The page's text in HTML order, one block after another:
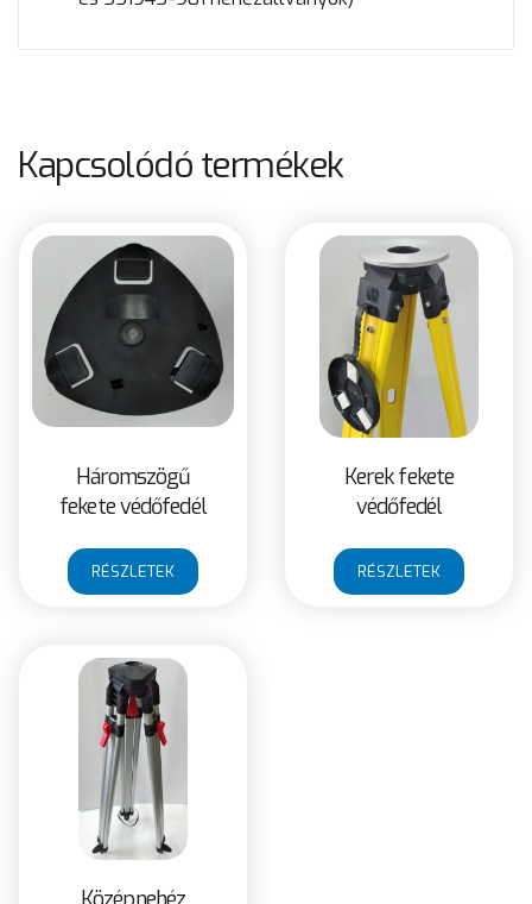
Kapcsolódó termékek
Háromszögű
fekete védőfedél
RÉSZLETEK
Kerek fekete
védőfedél
RÉSZLETEK